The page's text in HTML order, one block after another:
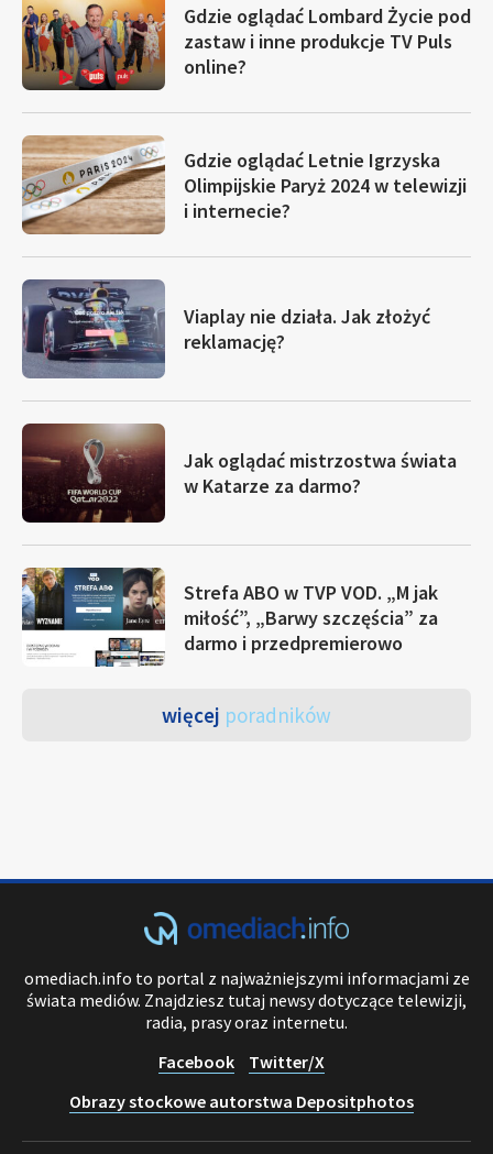
Gdzie oglądać Lombard Życie pod
zastaw i inne produkcje TV Puls
online?
Gdzie oglądać Letnie Igrzyska
Olimpijskie Paryż 2024 w telewizji
i internecie?
Viaplay nie działa. Jak złożyć
reklamację?
Jak oglądać mistrzostwa świata
w Katarze za darmo?
Strefa ABO w TVP VOD. „M jak
miłość”, „Barwy szczęścia” za
darmo i przedpremierowo
więcej poradników
omediach.info to portal z najważniejszymi informacjami ze
świata mediów. Znajdziesz tutaj newsy dotyczące telewizji,
radia, prasy oraz internetu.
Facebook
Twitter/X
Obrazy stockowe autorstwa Depositphotos